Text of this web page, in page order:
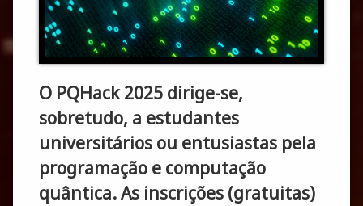
O PQHack 2025 dirige-se,
sobretudo, a estudantes
universitários ou entusiastas pela
programação e computação
quântica. As inscrições (gratuitas)